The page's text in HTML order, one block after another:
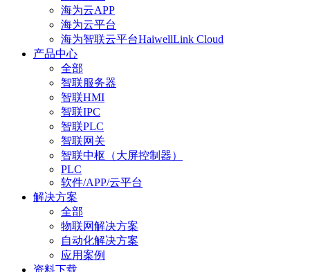
海为云APP
海为云平台
海为智联云平台HaiwellLink Cloud
产品中心
全部
智联服务器
智联HMI
智联IPC
智联PLC
智联网关
智联中枢（大屏控制器）
PLC
软件/APP/云平台
解决方案
全部
物联网解决方案
自动化解决方案
应用案例
资料下载